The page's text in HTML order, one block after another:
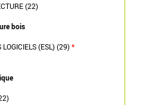
(22)
bois
LOGICIELS (ESL) (29)*